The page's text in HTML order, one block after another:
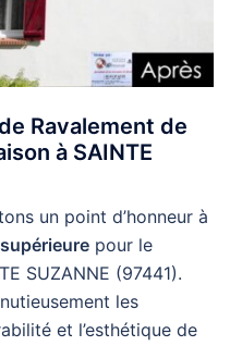
Ravalement de
à SAINTE
un point d’honneur à
pour le
SUZANNE (97441).
les
et l’esthétique de